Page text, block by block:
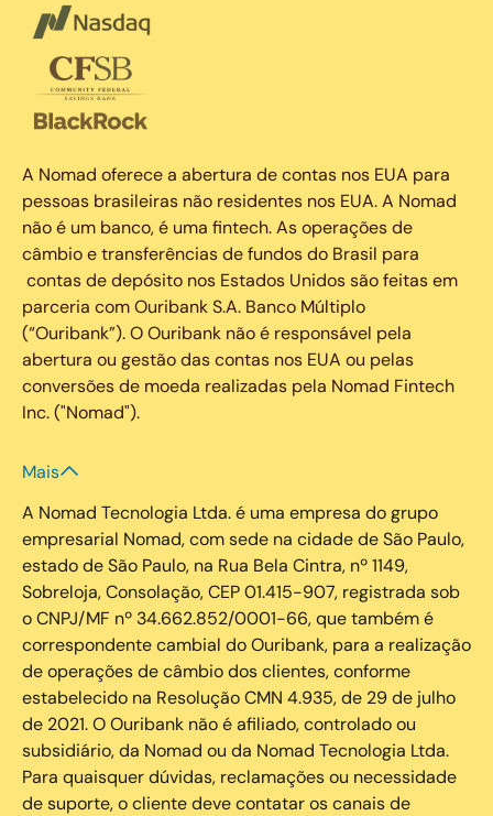
A Nomad oferece a abertura de contas nos EUA para
pessoas brasileiras não residentes nos EUA. A Nomad
não é um banco, é uma fintech. As operações de
câmbio e transferências de fundos do Brasil para
contas de depósito nos Estados Unidos são feitas em
parceria com Ouribank S.A. Banco Múltiplo
(“Ouribank”). O Ouribank não é responsável pela
abertura ou gestão das contas nos EUA ou pelas
conversões de moeda realizadas pela Nomad Fintech
Inc. ("Nomad").
Mais
A Nomad Tecnologia Ltda. é uma empresa do grupo
empresarial Nomad, com sede na cidade de São Paulo,
estado de São Paulo, na Rua Bela Cintra, nº 1149,
Sobreloja, Consolação, CEP 01.415-907, registrada sob
o CNPJ/MF nº 34.662.852/0001-66, que também é
correspondente cambial do Ouribank, para a realização
de operações de câmbio dos clientes, conforme
estabelecido na Resolução CMN 4.935, de 29 de julho
de 2021. O Ouribank não é afiliado, controlado ou
subsidiário, da Nomad ou da Nomad Tecnologia Ltda.
Para quaisquer dúvidas, reclamações ou necessidade
de suporte, o cliente deve contatar os canais de